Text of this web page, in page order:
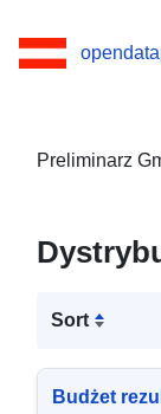
Preliminarz
Sort
Budżet